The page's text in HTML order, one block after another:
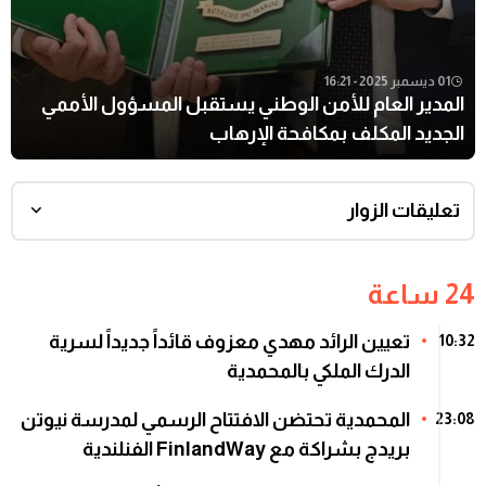
01 ديسمبر 2025 - 16:21
المدير العام للأمن الوطني يستقبل المسؤول الأممي
الجديد المكلف بمكافحة الإرهاب
تعليقات الزوار
24 ساعة
10:32
تعيين الرائد مهدي معزوف قائداً جديداً لسرية
الدرك الملكي بالمحمدية
23:08
المحمدية تحتضن الافتتاح الرسمي لمدرسة نيوتن
بريدج بشراكة مع FinlandWay الفنلندية